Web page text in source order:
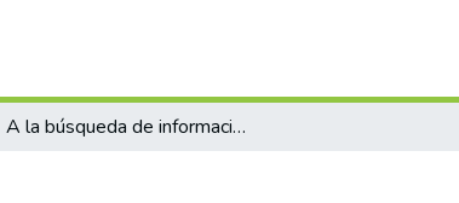
A la búsqueda de información